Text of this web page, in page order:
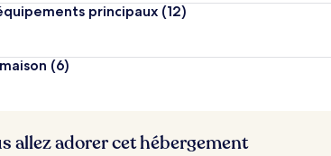
principaux (12)
(6)
allez adorer cet hébergement